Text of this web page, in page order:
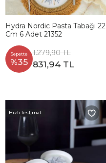
Hydra Nordic Pasta Tabağı 22
Cm 6 Adet 21352
Sepette
%35
1.279,90 TL
831,94 TL
Hızlı Teslimat